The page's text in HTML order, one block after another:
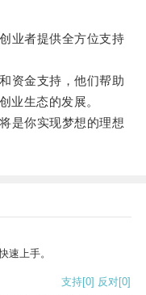
者提供全方位支持
金支持，他们帮助
业生态的发展。
你实现梦想的理想
速上手。
支持[0] 反对[0]